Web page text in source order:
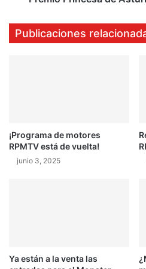
Publicaciones
¡Programa de motores
RPMTV está de vuelta!
junio 3, 2025
Ya están a la venta las